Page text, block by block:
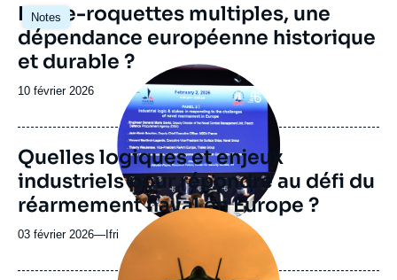
Notes
Image
principale
Lance-roquettes multiples, une
dépendance européenne historique
et durable ?
Date
publication
10 février 2026
Image
principale
médiatique
Quelles logiques et enjeux
industriels pour répondre au défi du
réarmement naval en Europe ?
03 février 2026— Nom
journal,
Ifri
Image
principale
médiatique